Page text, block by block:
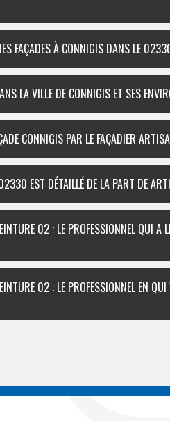
FAÇADES À CONNIGIS DANS LE
LA VILLE DE CONNIGIS ET SES
CONNIGIS PAR LE FAÇADIER
EST DÉTAILLÉ DE LA PART DE
02 : LE PROFESSIONNEL QUI A
02 : LE PROFESSIONNEL EN